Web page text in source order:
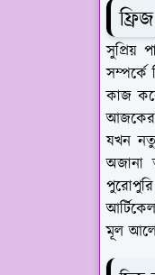
সুপ্রিয়
সম্পর্কে
কাজ
আজকের
যখন
অজানা
মূল